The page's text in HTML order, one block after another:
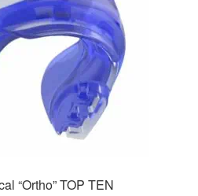
“Ortho” TOP TEN